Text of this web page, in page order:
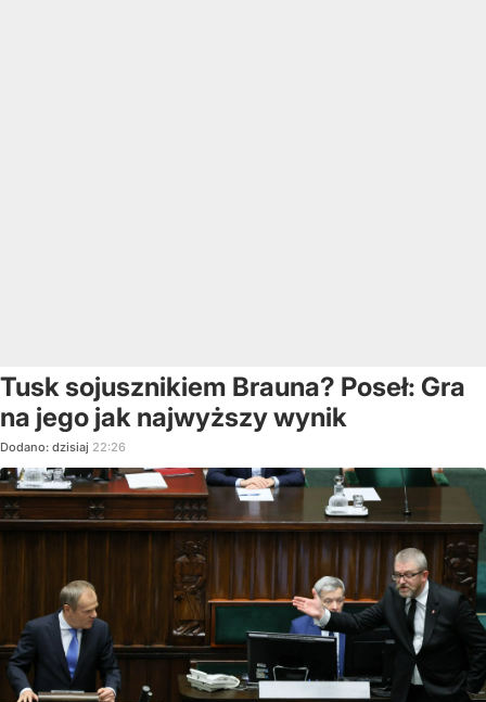
Tusk sojusznikiem Brauna? Poseł: Gra
na jego jak najwyższy wynik
Dodano: dzisiaj 22:26